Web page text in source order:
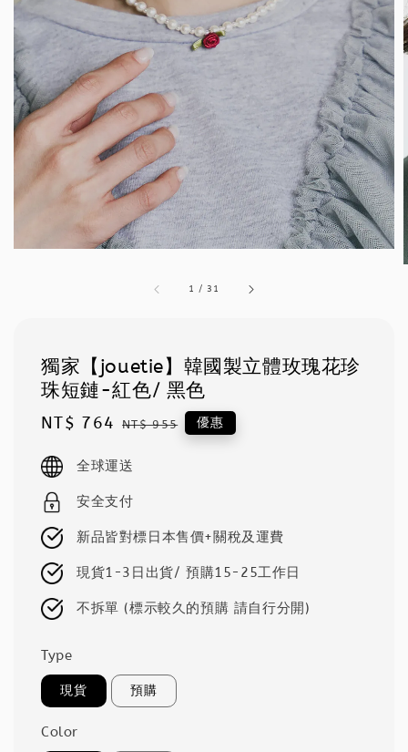
1 /31
獨家【jouetie】韓國製立體玫瑰花珍
珠短鏈-紅色/ 黑色
Sale
NT$ 764 Regular
NT$ 955 優惠
全球運送
安全支付
新品皆對標日本售價+關稅及運費
現貨1-3日出貨/ 預購15-25工作日
不拆單 (標示較久的預購 請自行分開)
Type
現貨 預購
Color